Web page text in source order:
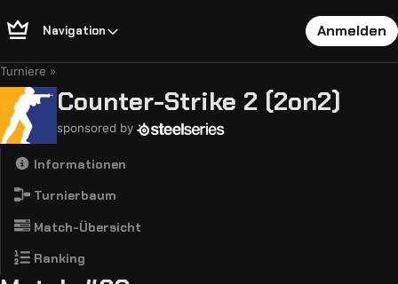
Navigation Anmelden
Turniere
Counter-Strike 2 (2on2)
sponsored by
Informationen
Turnierbaum
Match-Übersicht
Ranking